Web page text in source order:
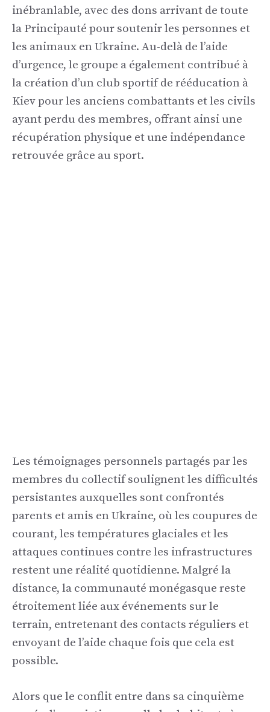
inébranlable, avec des dons arrivant de toute
la Principauté pour soutenir les personnes et
les animaux en Ukraine. Au-delà de l’aide
d’urgence, le groupe a également contribué à
la création d’un club sportif de rééducation à
Kiev pour les anciens combattants et les civils
ayant perdu des membres, offrant ainsi une
récupération physique et une indépendance
retrouvée grâce au sport.
Les témoignages personnels partagés par les
membres du collectif soulignent les difficultés
persistantes auxquelles sont confrontés
parents et amis en Ukraine, où les coupures de
courant, les températures glaciales et les
attaques continues contre les infrastructures
restent une réalité quotidienne. Malgré la
distance, la communauté monégasque reste
étroitement liée aux événements sur le
terrain, entretenant des contacts réguliers et
envoyant de l’aide chaque fois que cela est
possible.
Alors que le conflit entre dans sa cinquième